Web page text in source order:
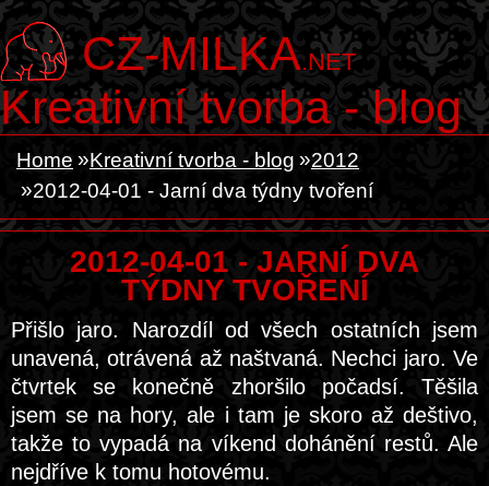
CZ-MILKA.NET
Kreativní tvorba - blog
Home Kreativní tvorba - blog
2012
2012-04-01 - Jarní dva týdny tvoření
2012-04-01 - JARNÍ DVA
TÝDNY TVOŘENÍ
Přišlo jaro. Narozdíl od všech ostatních jsem
unavená, otrávená až naštvaná. Nechci jaro. Ve
čtvrtek se konečně zhoršilo počadsí. Těšila
jsem se na hory, ale i tam je skoro až deštivo,
takže to vypadá na víkend dohánění restů. Ale
nejdříve k tomu hotovému.